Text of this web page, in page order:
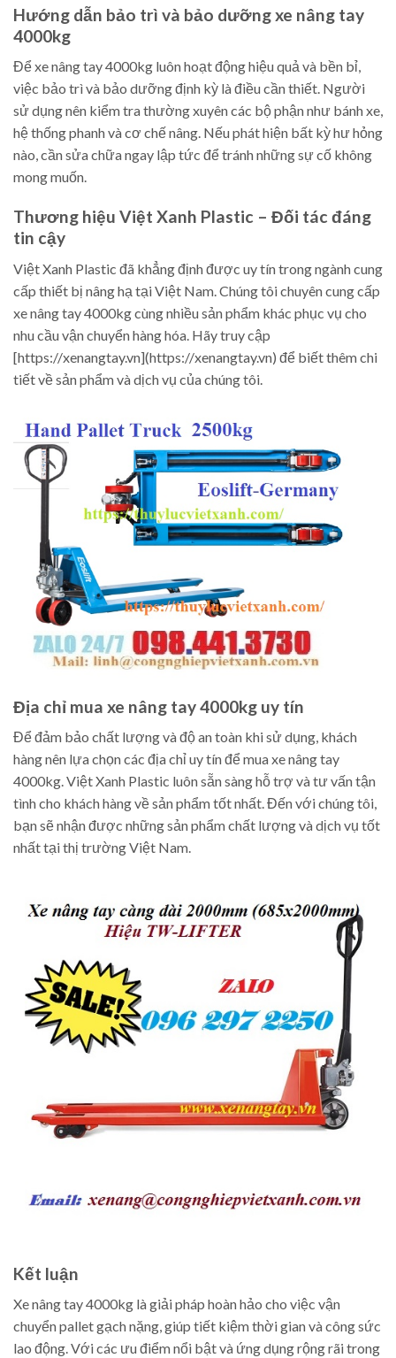
Hướng dẫn bảo trì và bảo dưỡng xe nâng tay
4000kg
Để xe nâng tay 4000kg luôn hoạt động hiệu quả và bền bỉ,
việc bảo trì và bảo dưỡng định kỳ là điều cần thiết. Người
sử dụng nên kiểm tra thường xuyên các bộ phận như bánh xe,
hệ thống phanh và cơ chế nâng. Nếu phát hiện bất kỳ hư hỏng
nào, cần sửa chữa ngay lập tức để tránh những sự cố không
mong muốn.
Thương hiệu Việt Xanh Plastic – Đối tác đáng
tin cậy
Việt Xanh Plastic đã khẳng định được uy tín trong ngành cung
cấp thiết bị nâng hạ tại Việt Nam. Chúng tôi chuyên cung cấp
xe nâng tay 4000kg cùng nhiều sản phẩm khác phục vụ cho
nhu cầu vận chuyển hàng hóa. Hãy truy cập
[https://xenangtay.vn](https://xenangtay.vn) để biết thêm chi
tiết về sản phẩm và dịch vụ của chúng tôi.
Địa chỉ mua xe nâng tay 4000kg uy tín
Để đảm bảo chất lượng và độ an toàn khi sử dụng, khách
hàng nên lựa chọn các địa chỉ uy tín để mua xe nâng tay
4000kg. Việt Xanh Plastic luôn sẵn sàng hỗ trợ và tư vấn tận
tình cho khách hàng về sản phẩm tốt nhất. Đến với chúng tôi,
bạn sẽ nhận được những sản phẩm chất lượng và dịch vụ tốt
nhất tại thị trường Việt Nam.
Kết luận
Xe nâng tay 4000kg là giải pháp hoàn hảo cho việc vận
chuyển pallet gạch nặng, giúp tiết kiệm thời gian và công sức
lao động. Với các ưu điểm nổi bật và ứng dụng rộng rãi trong